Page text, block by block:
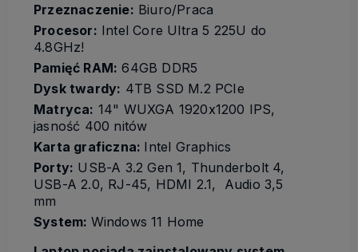
Przeznaczenie: Biuro/Praca
Procesor: Intel Core Ultra 5 225U do
4.8GHz!
Pamięć RAM: 64GB DDR5
Dysk twardy: 4TB SSD M.2 PCIe
Matryca: 14" WUXGA 1920x1200 IPS,
jasność 400 nitów
Karta graficzna: Intel Graphics
Porty: USB-A 3.2 Gen 1, Thunderbolt 4,
USB-A 2.0, RJ-45, HDMI 2.1, Audio 3,5
mm
System: Windows 11 Home